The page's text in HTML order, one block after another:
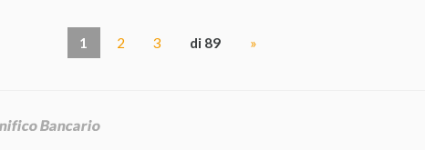
1 2 3 di 89 »